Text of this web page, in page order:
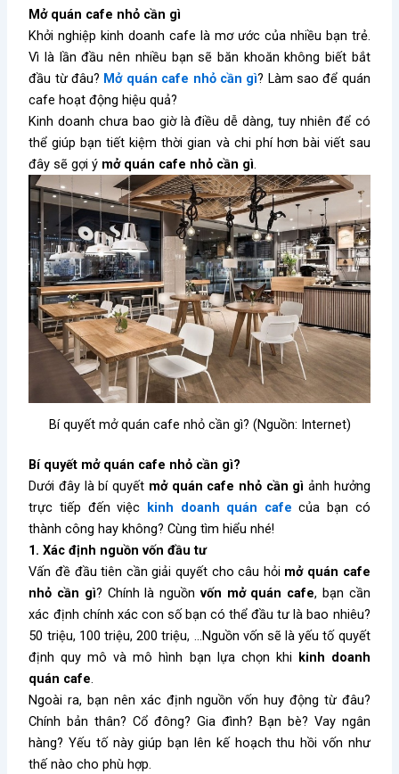
Mở quán cafe nhỏ cần gì
Khởi nghiệp kinh doanh cafe là mơ ước của nhiều bạn trẻ.
Vì là lần đầu nên nhiều bạn sẽ băn khoăn không biết bắt
đầu từ đâu? Mở quán cafe nhỏ cần gì? Làm sao để quán
cafe hoạt động hiệu quả?
Kinh doanh chưa bao giờ là điều dễ dàng, tuy nhiên để có
thể giúp bạn tiết kiệm thời gian và chi phí hơn bài viết sau
đây sẽ gợi ý mở quán cafe nhỏ cần gì.
Bí quyết mở quán cafe nhỏ cần gì? (Nguồn: Internet)
Bí quyết mở quán cafe nhỏ cần gì?
Dưới đây là bí quyết mở quán cafe nhỏ cần gì ảnh hưởng
trực tiếp đến việc
kinh doanh quán cafe của bạn có
thành công hay không? Cùng tìm hiểu nhé!
1. Xác định nguồn vốn đầu tư
Vấn đề đầu tiên cần giải quyết cho câu hỏi mở quán cafe
nhỏ cần gì? Chính là nguồn vốn mở quán cafe, bạn cần
xác định chính xác con số bạn có thể đầu tư là bao nhiêu?
50 triệu, 100 triệu, 200 triệu, …Nguồn vốn sẽ là yếu tố quyết
định quy mô và mô hình bạn lựa chọn khi
kinh doanh
quán cafe.
Ngoài ra, bạn nên xác định nguồn vốn huy động từ đâu?
Chính bản thân? Cổ đông? Gia đình? Bạn bè? Vay ngân
hàng? Yếu tố này giúp bạn lên kế hoạch thu hồi vốn như
thế nào cho phù hợp.